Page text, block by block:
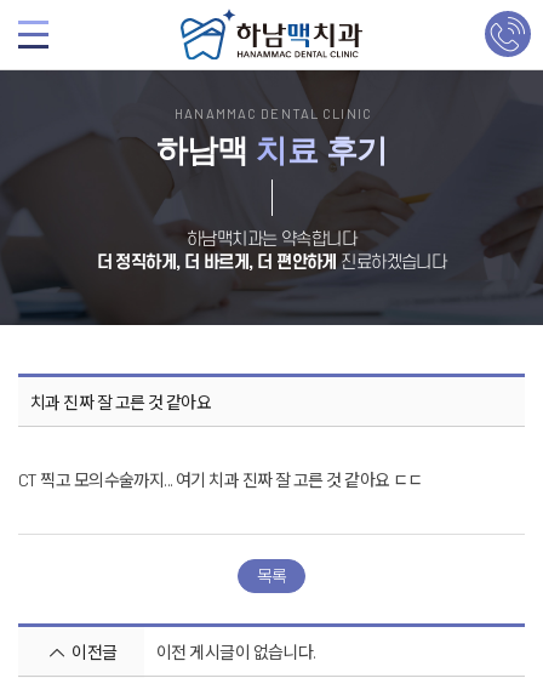
HANAMMAC DENTAL CLINIC
하남맥 치료 후기
하남맥치과는 약속합니다
더 정직하게, 더 바르게, 더 편안하게 진료하겠습니다
치과 진짜 잘 고른 것 같아요
CT 찍고 모의수술까지... 여기 치과 진짜 잘 고른 것 같아요 ㄷㄷ
목록
이전글 이전 게시글이 없습니다.